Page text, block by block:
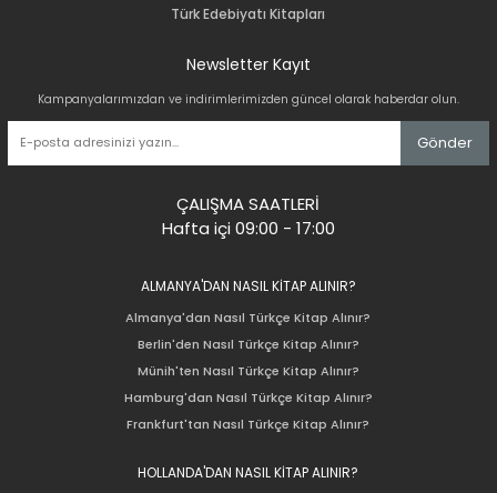
Türk Edebiyatı Kitapları
Newsletter Kayıt
Kampanyalarımızdan ve indirimlerimizden güncel olarak haberdar olun.
Gönder
ÇALIŞMA SAATLERİ
Hafta içi 09:00 - 17:00
ALMANYA'DAN NASIL KİTAP ALINIR?
Almanya'dan Nasıl Türkçe Kitap Alınır?
Berlin'den Nasıl Türkçe Kitap Alınır?
Münih'ten Nasıl Türkçe Kitap Alınır?
Hamburg'dan Nasıl Türkçe Kitap Alınır?
Frankfurt'tan Nasıl Türkçe Kitap Alınır?
HOLLANDA'DAN NASIL KİTAP ALINIR?